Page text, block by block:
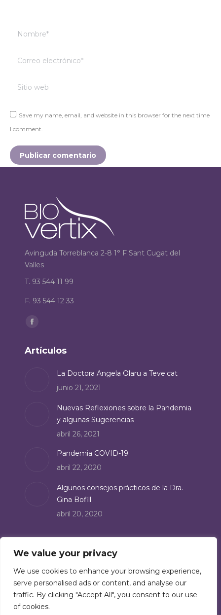
We value your privacy
We use cookies to enhance your browsing experience,
serve personalised ads or content, and analyse our
traffic. By clicking "Accept All", you consent to our use
of cookies.
Nombre *
Correo electrónico *
Sitio web
Save my name, email, and website in this browser for the next time
I comment.
Publicar comentario
Avinguda Torreblanca 2-8 1° F Sant Cugat del
Valles
T. 93 544 11 99
F. 93 544 12 33
Encuéntranos en:
opens
window
Artículos
La Doctora Angela Olaru a Teve.cat
junio 21, 2021
Nuevas Reflexiones sobre la Pandemia
y algunas Sugerencias
abril 26, 2021
Pandemia COVID-19
abril 22, 2020
Algunos consejos prácticos de la Dra.
Gina Bofill
abril 20, 2020
Suscríbete